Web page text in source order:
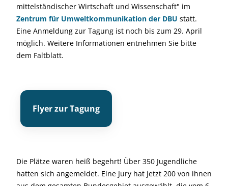
mittelständischer Wirtschaft und Wissenschaft" im
Zentrum für Umweltkommunikation der DBU statt.
Eine Anmeldung zur Tagung ist noch bis zum 29. April
möglich. Weitere Informationen entnehmen Sie bitte
dem Faltblatt.
Flyer zur Tagung
Die Plätze waren heiß begehrt! Über 350 Jugendliche
hatten sich angemeldet. Eine Jury hat jetzt 200 von ihnen